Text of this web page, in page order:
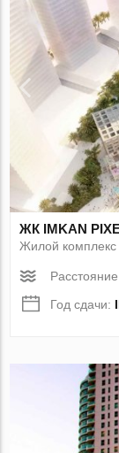
ЖК IMKAN
Жилой комплекс
Год сдачи: